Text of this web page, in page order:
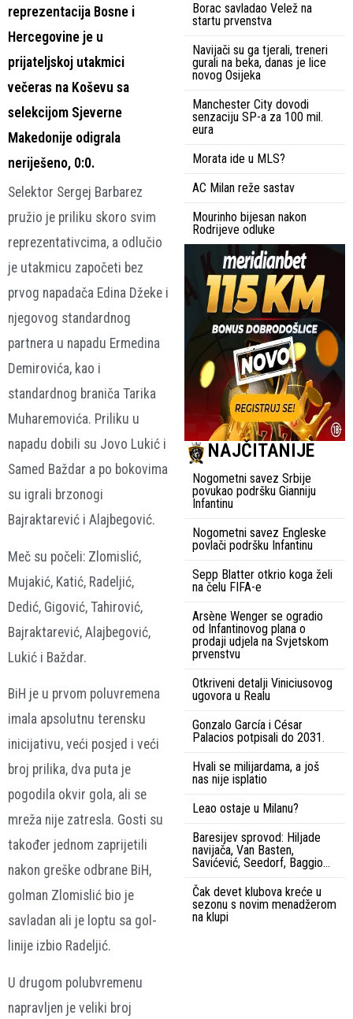
reprezentacija Bosne i
Hercegovine je u
prijateljskoj utakmici
večeras na Koševu sa
selekcijom Sjeverne
Makedonije odigrala
neriješeno, 0:0.
Selektor Sergej Barbarez
pružio je priliku skoro svim
reprezentativcima, a odlučio
je utakmicu započeti bez
prvog napadača Edina Džeke i
njegovog standardnog
partnera u napadu Ermedina
Demirovića, kao i
standardnog braniča Tarika
Muharemovića. Priliku u
napadu dobili su Jovo Lukić i
Samed Baždar a po bokovima
su igrali brzonogi
Bajraktarević i Alajbegović.
Meč su počeli: Zlomislić,
Mujakić, Katić, Radeljić,
Dedić, Gigović, Tahirović,
Bajraktarević, Alajbegović,
Lukić i Baždar.
BiH je u prvom poluvremena
imala apsolutnu terensku
inicijativu, veći posjed i veći
broj prilika, dva puta je
pogodila okvir gola, ali se
mreža nije zatresla. Gosti su
također jednom zaprijetili
nakon greške odbrane BiH,
golman Zlomislić bio je
savladan ali je loptu sa gol-
linije izbio Radeljić.
U drugom polubvremenu
napravljen je veliki broj
Borac savladao Velež na
startu prvenstva
Navijači su ga tjerali, treneri
gurali na beka, danas je lice
novog Osijeka
Manchester City dovodi
senzaciju SP-a za 100 mil.
eura
Morata ide u MLS?
AC Milan reže sastav
Mourinho bijesan nakon
Rodrijeve odluke
NAJČITANIJE
Nogometni savez Srbije
povukao podršku Gianniju
Infantinu
Nogometni savez Engleske
povlači podršku Infantinu
Sepp Blatter otkrio koga želi
na čelu FIFA-e
Arsène Wenger se ogradio
od Infantinovog plana o
prodaji udjela na Svjetskom
prvenstvu
Otkriveni detalji Viniciusovog
ugovora u Realu
Gonzalo García i César
Palacios potpisali do 2031.
Hvali se milijardama, a još
nas nije isplatio
Leao ostaje u Milanu?
Baresijev sprovod: Hiljade
navijača, Van Basten,
Savićević, Seedorf, Baggio…
Čak devet klubova kreće u
sezonu s novim menadžerom
na klupi